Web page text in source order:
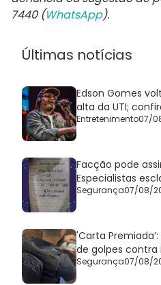
7440 (WhatsApp).
Últimas notícias
Edson Gomes
alta da UTI;
Entretenimento07/
Facção pode
Especialistas
Segurança07/08/
'Carta
de golpes contra
Segurança07/08/